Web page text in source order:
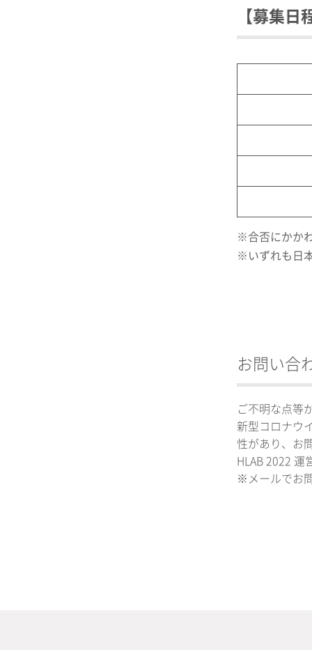
【募集日
※合否にかか
※いずれも日
お問い合
ご不明な点等
新型コロナウ
性があり、お
HLAB 2022 運
※メールでお